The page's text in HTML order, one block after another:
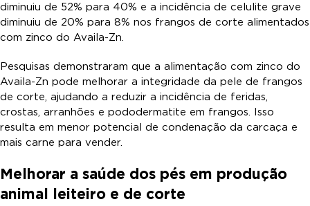
diminuiu de 52% para 40% e a incidência de celulite grave
diminuiu de 20% para 8% nos frangos de corte alimentados
com zinco do Availa-Zn.
Pesquisas demonstraram que a alimentação com zinco do
Availa-Zn pode melhorar a integridade da pele de frangos
de corte, ajudando a reduzir a incidência de feridas,
crostas, arranhões e pododermatite em frangos. Isso
resulta em menor potencial de condenação da carcaça e
mais carne para vender.
Melhorar a saúde dos pés em produção
animal leiteiro e de corte